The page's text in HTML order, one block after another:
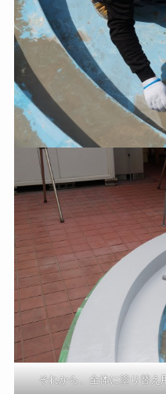
それから、全体に塗り替え